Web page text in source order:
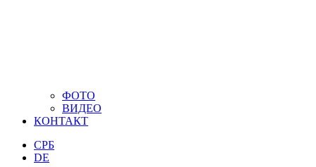
ФОТО
ВИДЕО
КОНТАКТ
СРБ
DE